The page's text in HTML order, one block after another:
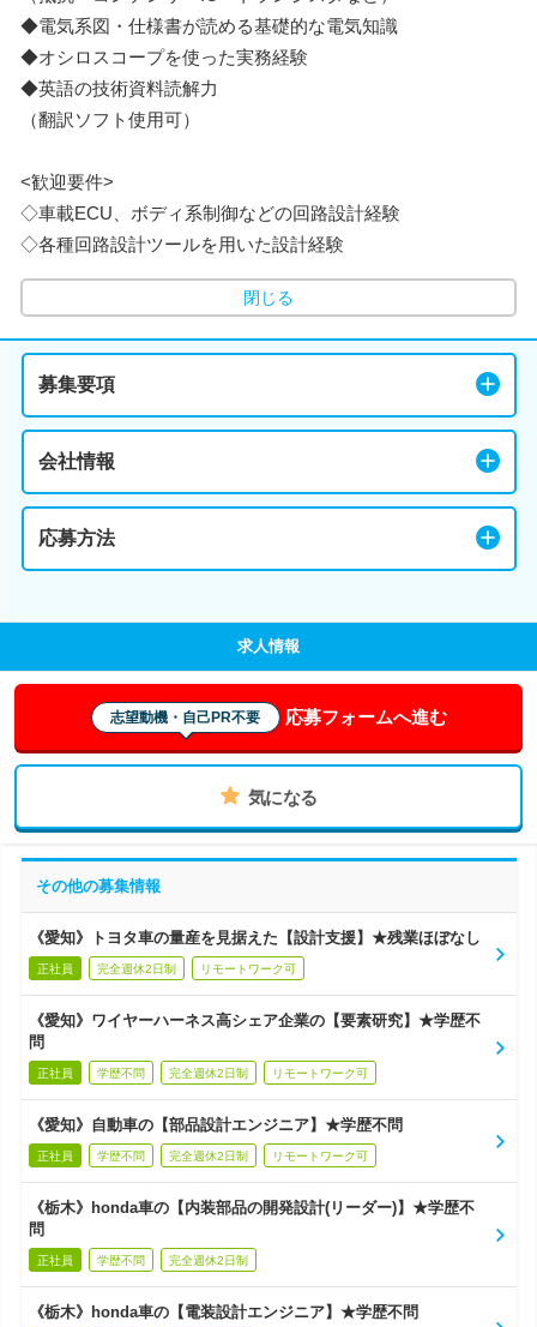
◆電気系図・仕様書が読める基礎的な電気知識
◆オシロスコープを使った実務経験
◆英語の技術資料読解力
（翻訳ソフト使用可）
<歓迎要件>
◇車載ECU、ボディ系制御などの回路設計経験
◇各種回路設計ツールを用いた設計経験
閉じる
募集要項
会社情報
応募方法
求人情報
志望動機・自己PR不要 応募フォームへ進む
気になる
その他の募集情報
《愛知》トヨタ車の量産を見据えた【設計支援】★残業ほぼなし
正社員 完全週休2日制 リモートワーク可
《愛知》ワイヤーハーネス高シェア企業の【要素研究】★学歴不
問
正社員 学歴不問 完全週休2日制 リモートワーク可
《愛知》自動車の【部品設計エンジニア】★学歴不問
正社員 学歴不問 完全週休2日制 リモートワーク可
《栃木》honda車の【内装部品の開発設計(リーダー)】★学歴不
問
正社員 学歴不問 完全週休2日制
《栃木》honda車の【電装設計エンジニア】★学歴不問